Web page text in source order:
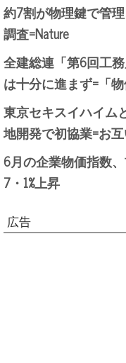
約7割が物理鍵で管
調査=Nature
全建総連「第6回工
は十分に進まず=「
東京セキスイハイム
地開発で初協業=お
6月の企業物価指数
7・1%上昇
広告